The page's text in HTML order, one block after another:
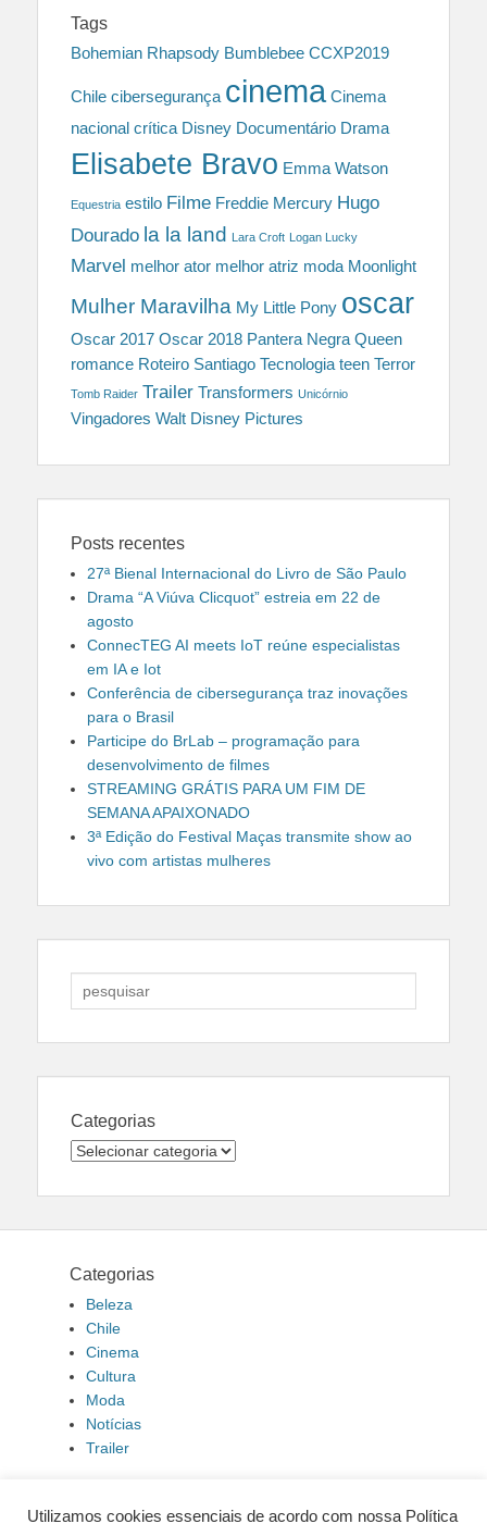
Tags
Bohemian Rhapsody Bumblebee CCXP2019
Chile cibersegurança cinema Cinema
nacional crítica Disney Documentário Drama
Elisabete Bravo Emma Watson
Equestria estilo Filme Freddie Mercury Hugo
Dourado la la land Lara Croft Logan Lucky
Marvel melhor ator melhor atriz moda Moonlight
Mulher Maravilha My Little Pony oscar
Oscar 2017 Oscar 2018 Pantera Negra Queen
romance Roteiro Santiago Tecnologia teen Terror
Tomb Raider Trailer Transformers Unicórnio
Vingadores Walt Disney Pictures
Posts recentes
27ª Bienal Internacional do Livro de São Paulo
Drama “A Viúva Clicquot” estreia em 22 de
agosto
ConnecTEG AI meets IoT reúne especialistas
em IA e Iot
Conferência de cibersegurança traz inovações
para o Brasil
Participe do BrLab – programação para
desenvolvimento de filmes
STREAMING GRÁTIS PARA UM FIM DE
SEMANA APAIXONADO
3ª Edição do Festival Maças transmite show ao
vivo com artistas mulheres
for:
Categorias
Categorias
Categorias
Beleza
Chile
Cinema
Cultura
Moda
Notícias
Trailer
Utilizamos cookies essenciais de acordo com nossa Política